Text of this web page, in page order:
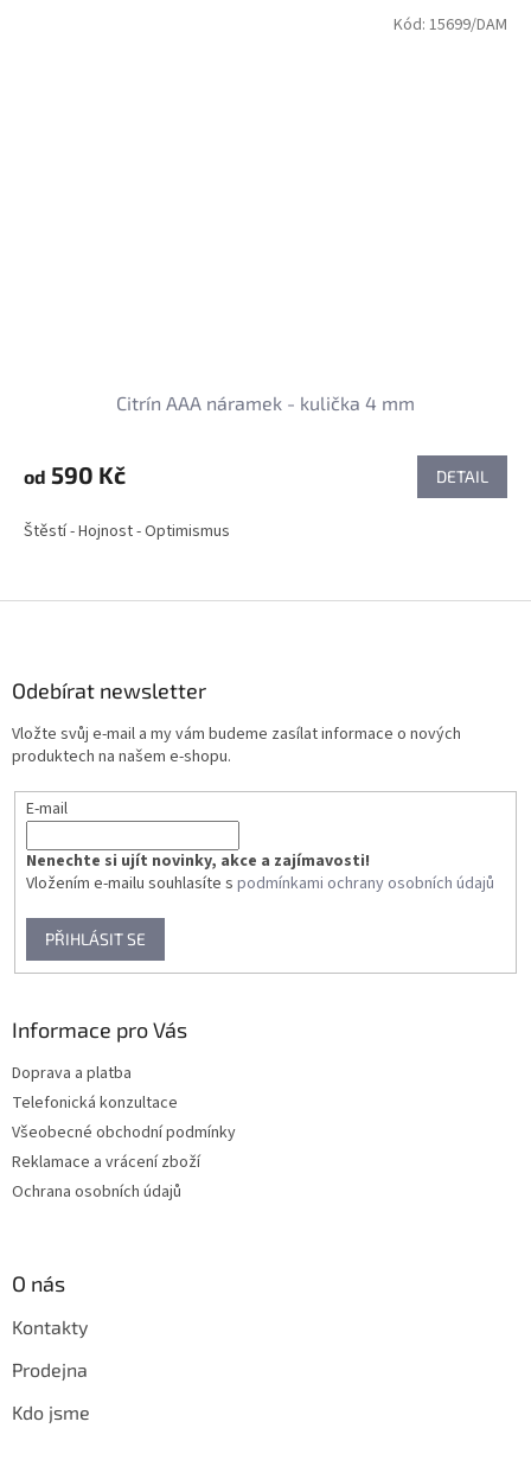
Citrín AAA náramek - kulička 4 mm
od 590 Kč DETAIL
Štěstí - Hojnost - Optimismus
Kód: 15699/DAM
Odebírat newsletter
Vložte svůj e-mail a my vám budeme zasílat informace o nových
produktech na našem e-shopu.
E-mail
Nenechte si ujít novinky, akce a zajímavosti!
Vložením e-mailu souhlasíte s podmínkami ochrany osobních údajů
PŘIHLÁSIT SE
Informace pro Vás
Doprava a platba
Telefonická konzultace
Všeobecné obchodní podmínky
Reklamace a vrácení zboží
Ochrana osobních údajů
O nás
Kontakty
Prodejna
Kdo jsme